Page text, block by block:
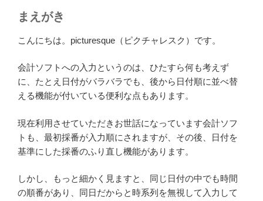
まえがき
こんにちは。picturesque（ピクチャレスク）です。
会計ソフトへの入力というのは、ひたすら何も考えず
に、たとえ日付がバラバラでも、後から日付順に並べ替
える機能が付いている便利な点もあります。
現在利用させていただきお世話になっています会計ソフ
トも、最初採番が入力順にされますが、その後、日付を
基準にした採番のふり直し機能があります。
しかし、もっと細かく見ますと、同じ日付の中でも時間
の順番があり、同日だからと時系列を無視して入力して